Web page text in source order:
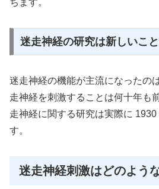
ちます。
迷走神経の研究は新しいこ
迷走神経の機能が主流になったの
走神経を刺激することは何十年も
走神経に関する研究は実際に 1930
す。
迷走神経刺激はどのよう